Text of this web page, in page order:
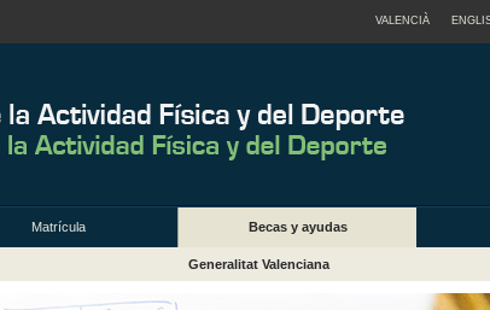
VALENCIÀ
Matrícula Becas y ayudas
Generalitat Valenciana